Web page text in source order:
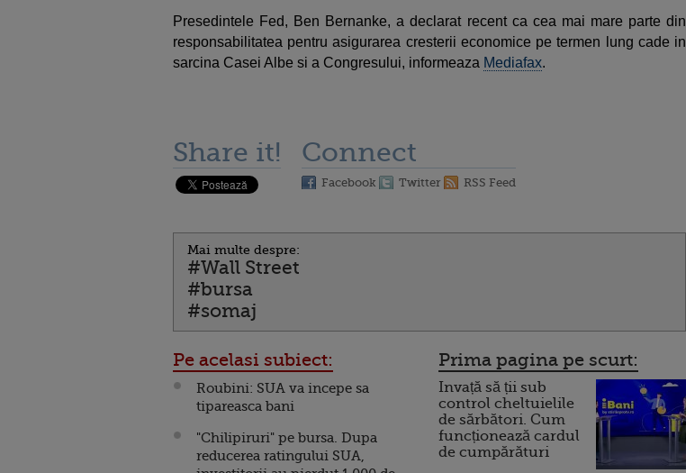
Presedintele Fed, Ben Bernanke, a declarat recent ca cea mai mare parte din
responsabilitatea pentru asigurarea cresterii economice pe termen lung cade in
sarcina Casei Albe si a Congresului, informeaza Mediafax.
Share it! Connect
Facebook Twitter RSS Feed
Mai multe despre:
#Wall Street
#bursa
#somaj
Pe acelasi subiect:
Roubini: SUA va incepe sa
tipareasca bani
"Chilipiruri" pe bursa. Dupa
reducerea ratingului SUA,
Prima pagina pe scurt:
Invață să ții sub
control cheltuielile
de sărbători. Cum
funcționează cardul
de cumpărături